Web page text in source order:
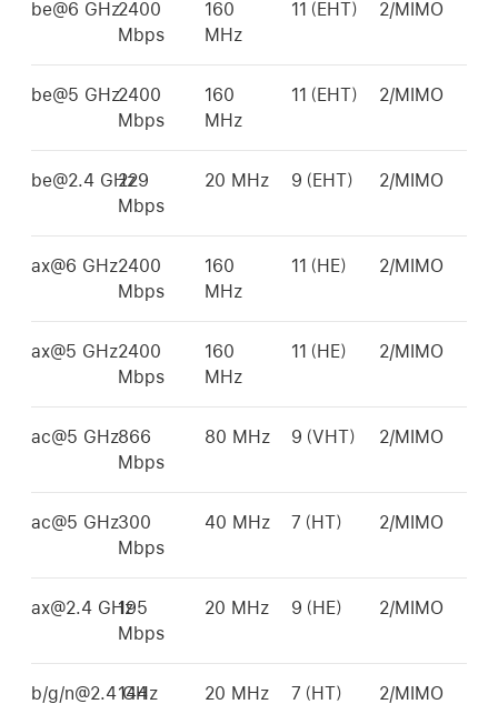
be@6 GHz2400
Mbps
160
MHz
11（EHT） 2/MIMO
be@5 GHz2400
Mbps
160
MHz
11（EHT） 2/MIMO
be@2.4 GHz
229
Mbps
20 MHz 9（EHT） 2/MIMO
ax@6 GHz2400
Mbps
160
MHz
11（HE） 2/MIMO
ax@5 GHz2400
Mbps
160
MHz
11（HE） 2/MIMO
ac@5 GHz866
Mbps
80 MHz 9（VHT） 2/MIMO
ac@5 GHz300
Mbps
40 MHz 7（HT） 2/MIMO
ax@2.4 GHz195
Mbps
20 MHz 9（HE） 2/MIMO
b/g/n@2.4 GHz
144
20 MHz 7（HT） 2/MIMO